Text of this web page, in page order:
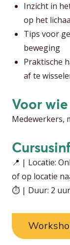
Inzicht in
op het
Tips voor
beweging
Praktische
af te
Voor wie
Medewerkers,
📍 | Locatie:
of op locatie
⏱️ | Duur: 2 uur